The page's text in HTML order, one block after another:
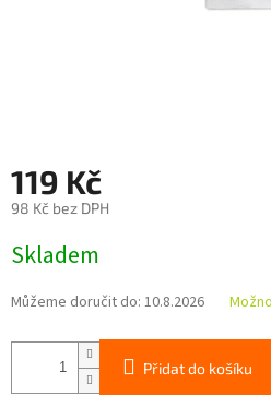
119 Kč
98 Kč bez DPH
cena:
Skladem
Můžeme doručit do: 10.8.2026
Přidat do košíku